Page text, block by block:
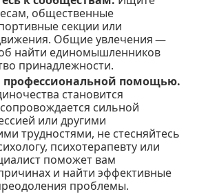
общественные
секции или
Общие увлечения —
найти единомышленников
принадлежности.
профессиональной помощью.
становится
сильной
или другими
трудностями, не стесняйтесь
психотерапевту или
поможет вам
и найти эффективные
проблемы.